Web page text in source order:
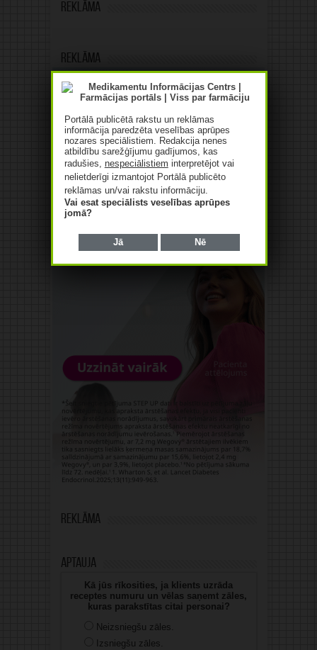
Reklāma
Reklāma
Reklāma
Aptauja
Kā jūs rīkosities, ja klients uzrāda
receptes numuru un vēlas saņemt zāles,
kuras parakstītas citai personai?
Neizsniegšu zāles.
Izsniegšu zāles.
Portālā publicētā rakstu un reklāmas
informācija paredzēta veselības aprūpes
nozares speciālistiem. Redakcija nenes
atbildību sarežģījumu gadījumos, kas
radušies, nespeciālistiem interpretējot vai
nelietderīgi izmantojot Portālā publicēto
reklāmas un/vai rakstu informāciju.
Vai esat speciālists veselības aprūpes
jomā?
Jā Nē